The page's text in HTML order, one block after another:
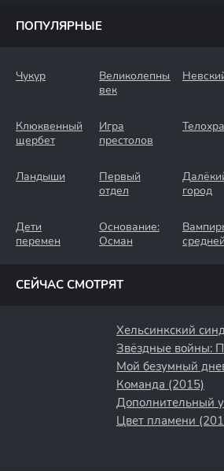
ПОПУЛЯРНЫЕ
Чукур
Великолепный
век
Клюквенный
щербет
Игра
престолов
Ландыши
Первый
отдел
город
Дети
перемен
Основание:
Осман
средней
СЕЙЧАС СМОТРЯТ
Хельсинкский
Звёздные войны:
Мой безумный
Команда (2015)
Дополнительный
Цвет пламени